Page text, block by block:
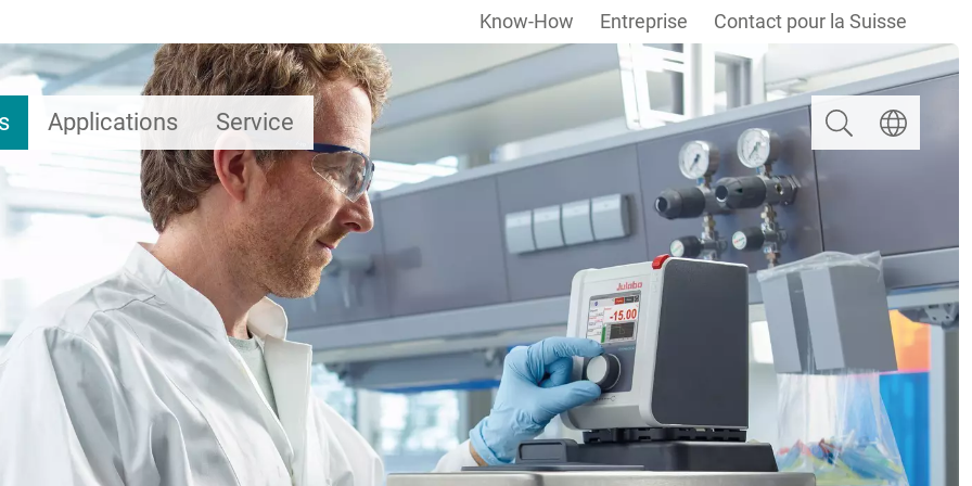
Applications Service
Know-How Entreprise Contact pour la Suisse
RechercherSelect